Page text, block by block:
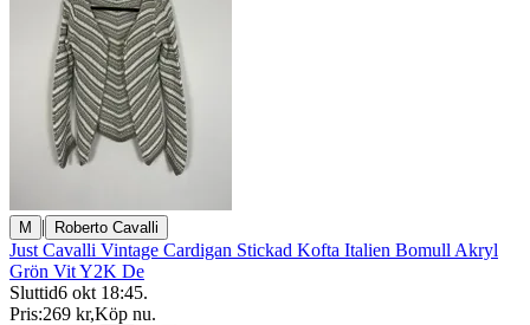
M | Roberto Cavalli
Just Cavalli Vintage Cardigan Stickad Kofta Italien Bomull Akryl
Grön Vit Y2K De
Sluttid6 okt 18:45.
Pris:269 kr,Köp nu.